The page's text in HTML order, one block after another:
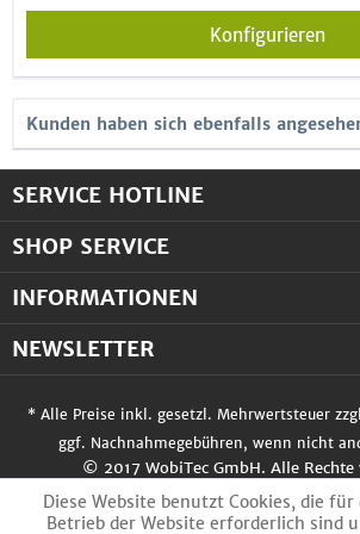
Konfigurieren
Kunden haben sich ebenfalls
SERVICE HOTLINE
SHOP SERVICE
INFORMATIONEN
NEWSLETTER
* Alle Preise inkl. gesetzl. Mehrwertsteuer
ggf. Nachnahmegebühren, wenn nicht
© 2017 WobiTec GmbH. Alle Rechte
Diese Website benutzt Cookies, die
Betrieb der Website erforderlich sind